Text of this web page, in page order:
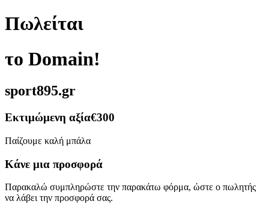
Πωλείται
το Domain!
sport895.gr
Εκτιμώμενη αξία€300
Παίζουμε καλή μπάλα
Κάνε μια προσφορά
Παρακαλώ συμπληρώστε την παρακάτω φόρμα, ώστε ο πωλητής
να λάβει την προσφορά σας.